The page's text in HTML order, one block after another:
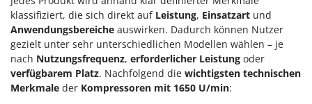
klassifiziert, die sich direkt auf Leistung, Einsatzart und
Anwendungsbereiche auswirken. Dadurch können Nutzer
gezielt unter sehr unterschiedlichen Modellen wählen – je
nach Nutzungsfrequenz, erforderlicher Leistung oder
verfügbarem Platz. Nachfolgend die wichtigsten technischen
Merkmale der Kompressoren mit 1650 U/min: